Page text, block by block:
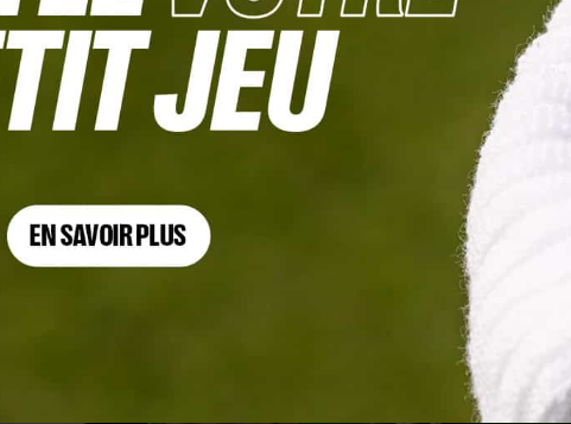
au cœur du 60ᵉ épisode des Tontons Golfeurs